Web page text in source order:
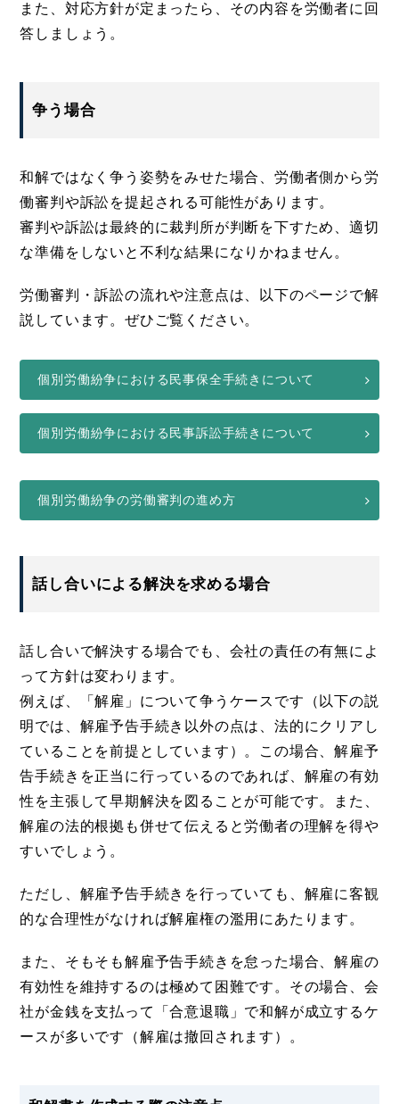
また、対応方針が定まったら、その内容を労働者に回
答しましょう。
争う場合
和解ではなく争う姿勢をみせた場合、労働者側から労
働審判や訴訟を提起される可能性があります。
審判や訴訟は最終的に裁判所が判断を下すため、適切
な準備をしないと不利な結果になりかねません。
労働審判・訴訟の流れや注意点は、以下のページで解
説しています。ぜひご覧ください。
個別労働紛争における民事保全手続きについて
個別労働紛争における民事訴訟手続きについて
個別労働紛争の労働審判の進め方
話し合いによる解決を求める場合
話し合いで解決する場合でも、会社の責任の有無によ
って方針は変わります。
例えば、「解雇」について争うケースです（以下の説
明では、解雇予告手続き以外の点は、法的にクリアし
ていることを前提としています）。この場合、解雇予
告手続きを正当に行っているのであれば、解雇の有効
性を主張して早期解決を図ることが可能です。また、
解雇の法的根拠も併せて伝えると労働者の理解を得や
すいでしょう。
ただし、解雇予告手続きを行っていても、解雇に客観
的な合理性がなければ解雇権の濫用にあたります。
また、そもそも解雇予告手続きを怠った場合、解雇の
有効性を維持するのは極めて困難です。その場合、会
社が金銭を支払って「合意退職」で和解が成立するケ
ースが多いです（解雇は撤回されます）。